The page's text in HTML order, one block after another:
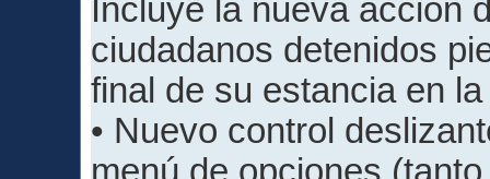
Incluye la nueva acción
ciudadanos detenidos
final de su estancia en
• Nuevo control